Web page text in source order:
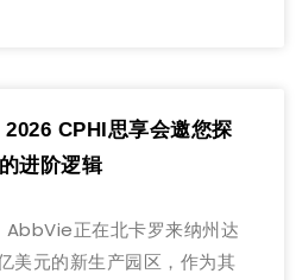
CPHI思享会邀您探
进阶逻辑
AbbVie正在北卡罗来纳州达
美元的新生产园区，作为其